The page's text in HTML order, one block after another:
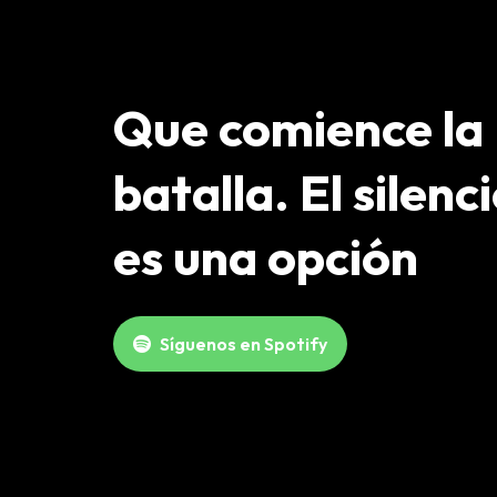
Que comience la
batalla. El
es una opción
Síguenos en Spotify